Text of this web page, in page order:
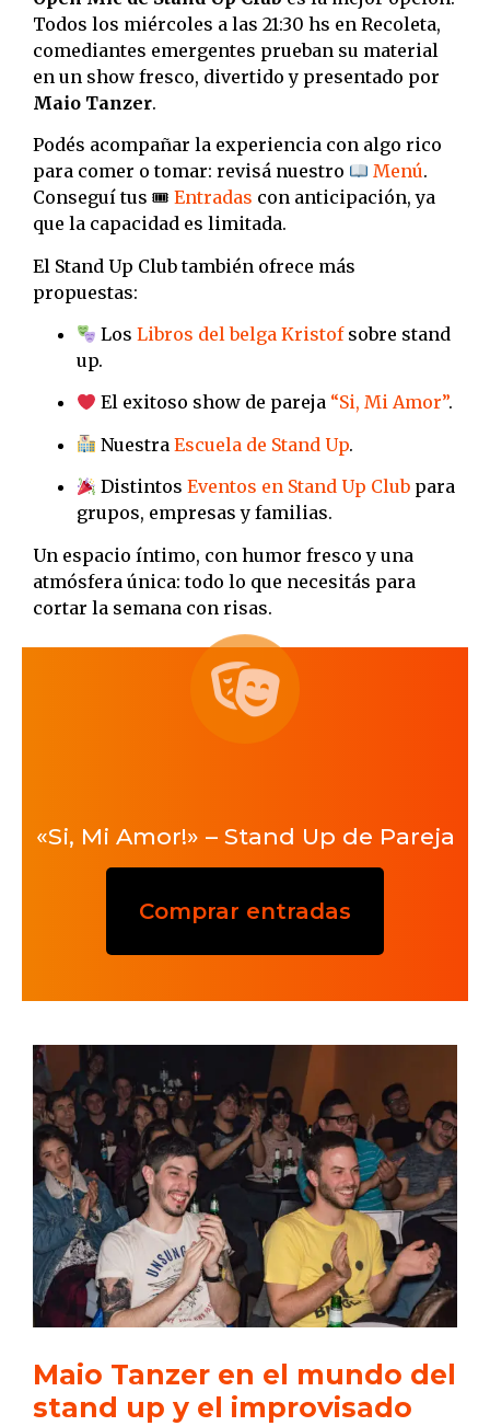
Todos los miércoles a las 21:30 hs en Recoleta,
comediantes emergentes prueban su material
en un show fresco, divertido y presentado por
Maio Tanzer.
Podés acompañar la experiencia con algo rico
para comer o tomar: revisá nuestro
Menú.
Conseguí tus 🎟 Entradas con anticipación, ya
que la capacidad es limitada.
El Stand Up Club también ofrece más
propuestas:
LosLibros del belga Kristofsobre stand
up.
El exitoso show de pareja “Si, Mi Amor”.
NuestraEscuela de Stand Up.
DistintosEventos en Stand Up Club para
grupos, empresas y familias.
Un espacio íntimo, con humor fresco y una
atmósfera única: todo lo que necesitás para
cortar la semana con risas.
«Si, Mi Amor!» – Stand Up de Pareja
Comprar entradas
Maio Tanzer en el mundo del
stand up y el improvisado